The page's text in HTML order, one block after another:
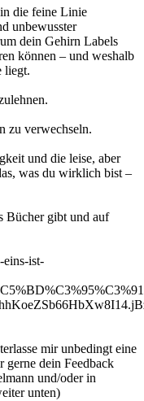
die feine Linie
unbewusster
dein Gehirn Labels
können – und weshalb
liegt.
zu verwechseln.
und die leise, aber
was du wirklich bist –
Bücher gibt und auf
eins-ist-
mir unbedingt eine
gerne dein Feedback
und/oder in
unten)